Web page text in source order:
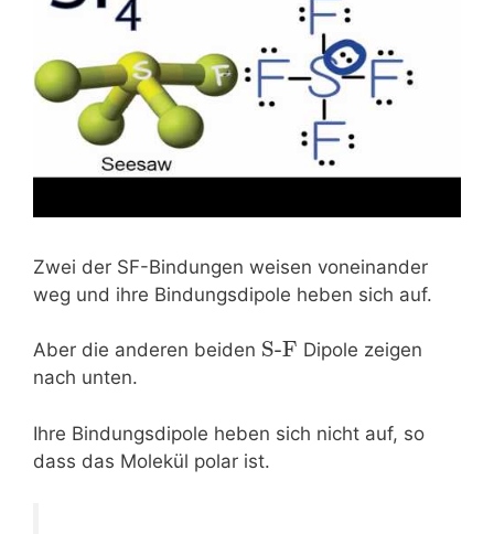
Zwei der SF-Bindungen weisen voneinander
weg und ihre Bindungsdipole heben sich auf.
Aber die anderen beiden S-F Dipole zeigen
nach unten.
Ihre Bindungsdipole heben sich nicht auf, so
dass das Molekül polar ist.